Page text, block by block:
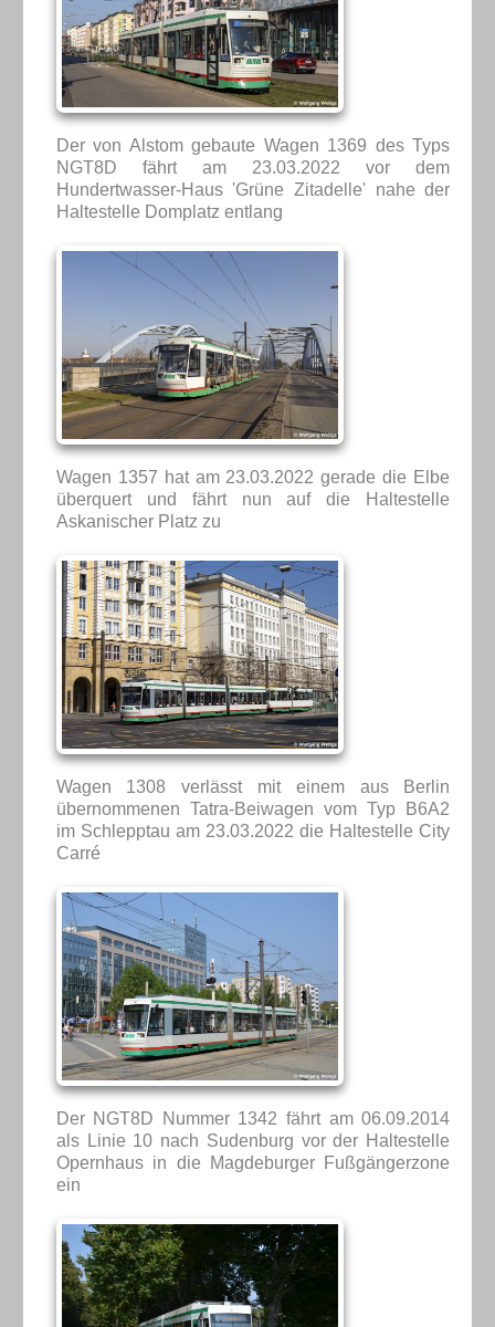
Der von Alstom gebaute Wagen 1369 des Typs
NGT8D fährt am 23.03.2022 vor dem
Hundertwasser-Haus 'Grüne Zitadelle' nahe der
Haltestelle Domplatz entlang
Wagen 1357 hat am 23.03.2022 gerade die Elbe
überquert und fährt nun auf die Haltestelle
Askanischer Platz zu
Wagen 1308 verlässt mit einem aus Berlin
übernommenen Tatra-Beiwagen vom Typ B6A2
im Schlepptau am 23.03.2022 die Haltestelle City
Carré
Der NGT8D Nummer 1342 fährt am 06.09.2014
als Linie 10 nach Sudenburg vor der Haltestelle
Opernhaus in die Magdeburger Fußgängerzone
ein